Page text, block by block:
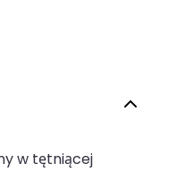
w tętniącej